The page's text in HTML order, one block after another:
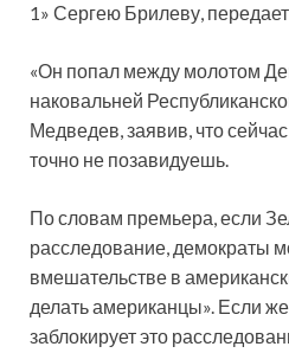
1» Сергею Брилеву,
«Он попал между молотом
наковальней
Медведев, заявив, что
точно не позавидуешь.
По словам премьера, если
расследование, демократы
вмешательстве в
делать американцы». Если
заблокирует это